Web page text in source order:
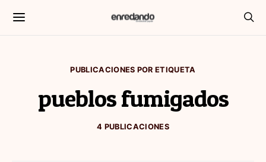
PUBLICACIONES POR ETIQUETA
pueblos fumigados
4 PUBLICACIONES